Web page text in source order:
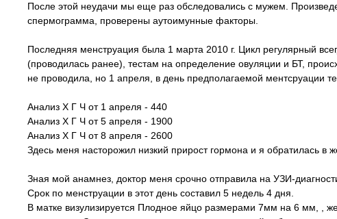
После этой неудачи мы еще раз обследовались с мужем.
спермограмма, проверены аутоимунные факторы.
Последняя менструация была 1 марта 2010 г. Цикл регулярный
(проводилась ранее), тестам на определение овуляции и БТ,
не проводила, но 1 апреля, в день предполагаемой ментсруации
Анализ Х Г Ч от 1 апреля - 440
Анализ Х Г Ч от 5 апреля - 1900
Анализ Х Г Ч от 8 апреля - 2600
Здесь меня насторожил низкий прирост гормона и я обратилась в
Зная мой анамнез, доктор меня срочно отправила на УЗИ-
Срок по менструации в этот день составил 5 недель 4 дня.
В матке визулизируется Плодное яйцо размерами 7мм на 6 мм, ,